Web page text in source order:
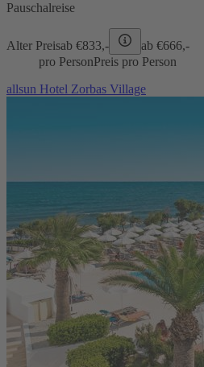
Pauschalreise
Alter Preisab €833,- ab €666,-
pro PersonPreis pro Person
allsun Hotel Zorbas Village